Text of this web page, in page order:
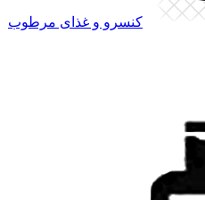
کنسرو و غذای مرطوب